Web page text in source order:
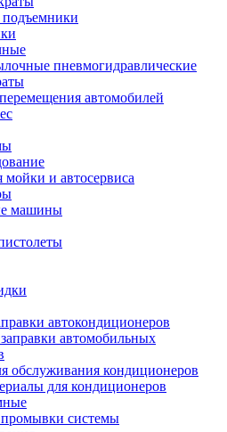
пневмогидравлические
автомобилей
и автосервиса
машины
автокондиционеров
автомобильных
обслуживания кондиционеров
для кондиционеров
промывки системы